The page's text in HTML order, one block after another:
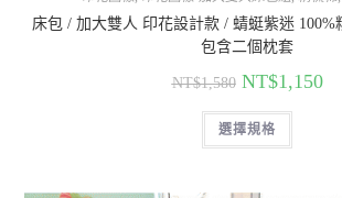
床包 / 加大雙人 印花設計款 / 蜻蜓紫迷 100%
包含二個枕套
NT$1,580 NT$1,150
選擇規格